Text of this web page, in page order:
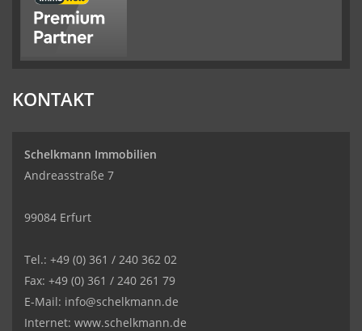
KONTAKT
Schelkmann Immobilien
Andreasstraße 7
99084 Erfurt
Tel.: +49 (0) 361 / 240 362 02
Fax: +49 (0) 361 / 240 261 79
E-Mail: info@schelkmann.de
Internet: www.schelkmann.de